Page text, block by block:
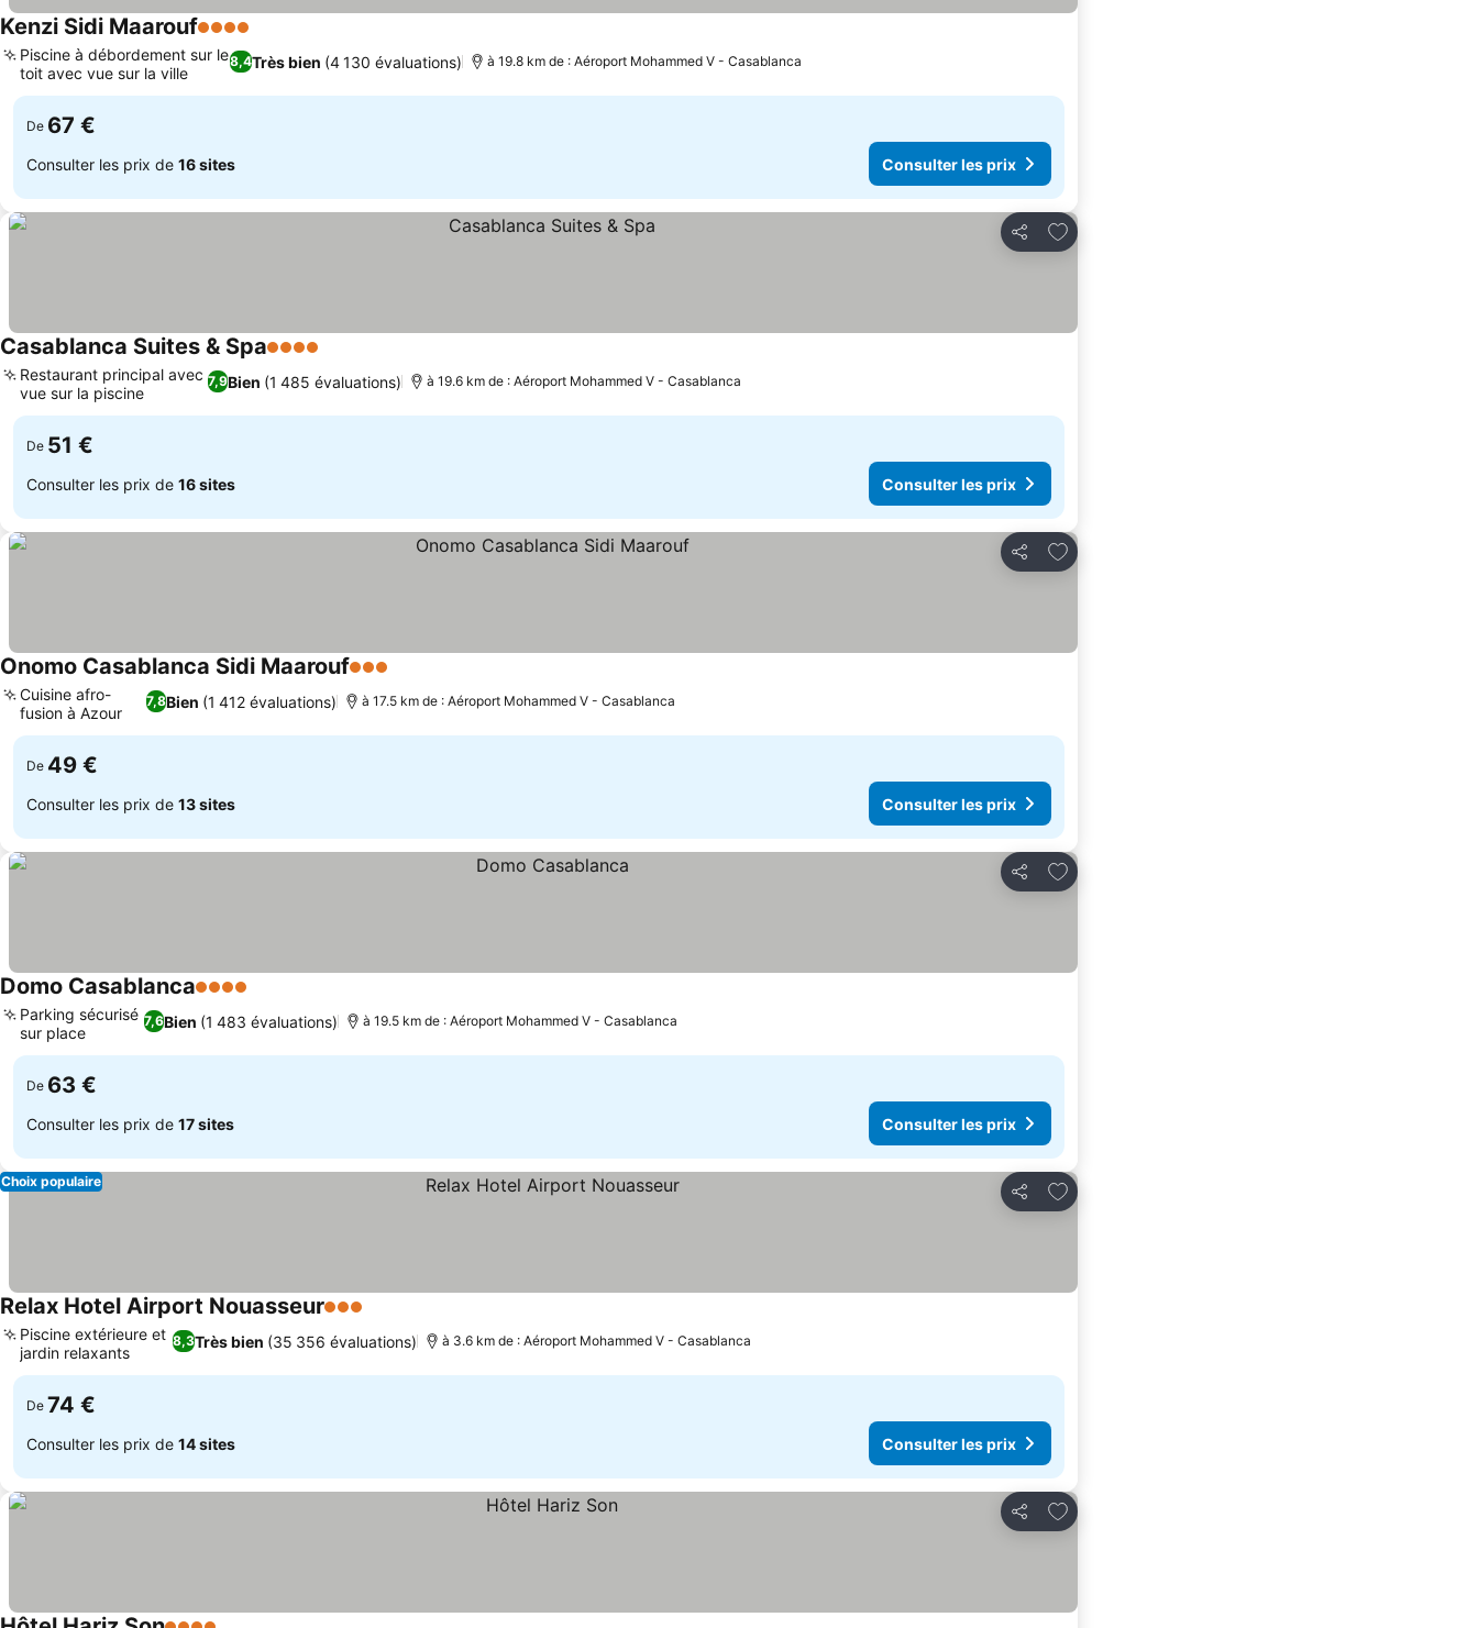
Kenzi Sidi Maarouf4 Étoiles
8,4Très bien (4 130 évaluations)
Piscine à débordement sur le
toit avec vue sur la ville
à 19.8 km de : Aéroport Mohammed V - Casablanca
De 67 €
Consulter les prix de 16 sites Consulter les prix
Partager
Ajouter à mes favoris
Casablanca Suites & Spa4 Étoiles
7,9Bien (1 485 évaluations)
Restaurant principal avec
vue sur la piscine
à 19.6 km de : Aéroport Mohammed V - Casablanca
De 51 €
Consulter les prix de 16 sites Consulter les prix
Partager
Ajouter à mes favoris
Onomo Casablanca Sidi Maarouf3 Étoiles
7,8Bien (1 412 évaluations)
Cuisine afro-
fusion à Azour
à 17.5 km de : Aéroport Mohammed V - Casablanca
De 49 €
Consulter les prix de 13 sites Consulter les prix
Partager
Ajouter à mes favoris
Domo Casablanca4 Étoiles
7,6Bien (1 483 évaluations)
Parking sécurisé
sur place
à 19.5 km de : Aéroport Mohammed V - Casablanca
De 63 €
Consulter les prix de 17 sites Consulter les prix
Partager
Ajouter à mes favoris
Choix populaire
Relax Hotel Airport Nouasseur3 Étoiles
8,3Très bien (35 356 évaluations)
Piscine extérieure et
jardin relaxants
à 3.6 km de : Aéroport Mohammed V - Casablanca
De 74 €
Consulter les prix de 14 sites Consulter les prix
Partager
Ajouter à mes favoris